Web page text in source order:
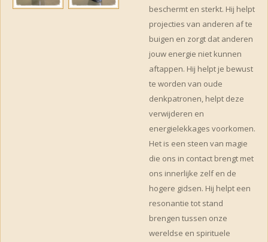
beschermt en sterkt. Hij helpt
projecties van anderen af te
buigen en zorgt dat anderen
jouw energie niet kunnen
aftappen. Hij helpt je bewust
te worden van oude
denkpatronen, helpt deze
verwijderen en
energielekkages voorkomen.
Het is een steen van magie
die ons in contact brengt met
ons innerlijke zelf en de
hogere gidsen. Hij helpt een
resonantie tot stand
brengen tussen onze
wereldse en spirituele